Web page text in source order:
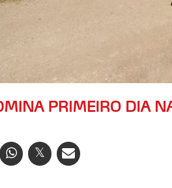
PRIMEIRO DIA